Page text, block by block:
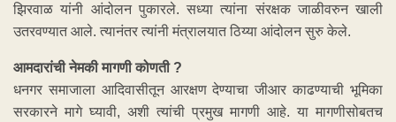
झिरवाळ यांनी आंदोलन पुकारले. सध्या त्यांना संरक्षक जाळीवरुन खाली
उतरवण्यात आले. त्यानंतर त्यांनी मंत्रालयात ठिय्या आंदोलन सुरु केले.
आमदारांची नेमकी मागणी कोणती ?
धनगर समाजाला आदिवासीतून आरक्षण देण्याचा जीआर काढण्याची भूमिका
सरकारने मागे घ्यावी, अशी त्यांची प्रमुख मागणी आहे. या मागणीसोबतच